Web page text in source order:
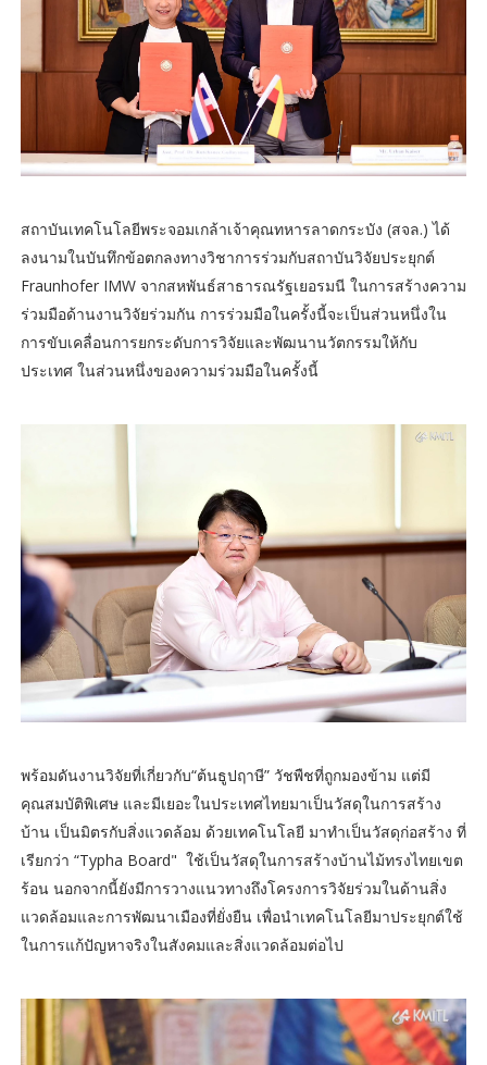
สถาบันเทคโนโลยีพระจอมเกล้าเจ้าคุณทหารลาดกระบัง (สจล.) ได้
ลงนามในบันทึกข้อตกลงทางวิชาการร่วมกับสถาบันวิจัยประยุกต์
Fraunhofer IMW จากสหพันธ์สาธารณรัฐเยอรมนี ในการสร้างความ
ร่วมมือด้านงานวิจัยร่วมกัน การร่วมมือในครั้งนี้จะเป็นส่วนหนึ่งใน
การขับเคลื่อนการยกระดับการวิจัยและพัฒนานวัตกรรมให้กับ
ประเทศ ในส่วนหนึ่งของความร่วมมือในครั้งนี้
พร้อมดันงานวิจัยที่เกี่ยวกับ“ต้นธูปฤาษี” วัชพืชที่ถูกมองข้าม แต่มี
คุณสมบัติพิเศษ และมีเยอะในประเทศไทยมาเป็นวัสดุในการสร้าง
บ้าน เป็นมิตรกับสิ่งแวดล้อม ด้วยเทคโนโลยี มาทำเป็นวัสดุก่อสร้าง ที่
เรียกว่า “Typha Board" ใช้เป็นวัสดุในการสร้างบ้านไม้ทรงไทยเขต
ร้อน นอกจากนี้ยังมีการวางแนวทางถึงโครงการวิจัยร่วมในด้านสิ่ง
แวดล้อมและการพัฒนาเมืองที่ยั่งยืน เพื่อนำเทคโนโลยีมาประยุกต์ใช้
ในการแก้ปัญหาจริงในสังคมและสิ่งแวดล้อมต่อไป